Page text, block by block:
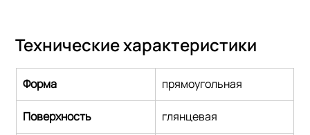
Технические характеристики
Форма прямоугольная
Поверхность глянцевая